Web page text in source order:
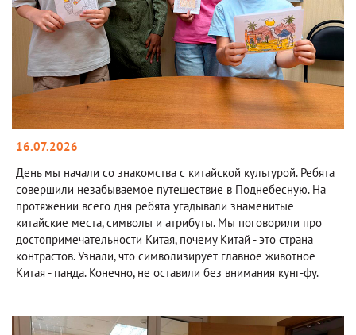
16.07.2026
День мы начали со знакомства с китайской культурой. Ребята
совершили незабываемое путешествие в Поднебесную. На
протяжении всего дня ребята угадывали знаменитые
китайские места, символы и атрибуты. Мы поговорили про
достопримечательности Китая, почему Китай - это страна
контрастов. Узнали, что символизирует главное животное
Китая - панда. Конечно, не оставили без внимания кунг-фу.